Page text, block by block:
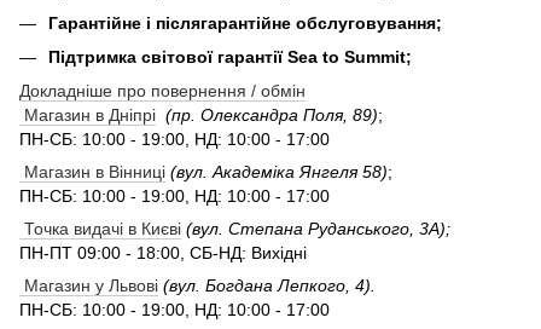
Гарантійне і післягарантійне обслуговування;
Підтримка світової гарантії Sea to Summit;
Докладніше про повернення / обмін
Магазин в Дніпрі (пр. Олександра Поля, 89);
ПН-СБ: 10:00 - 19:00, НД: 10:00 - 17:00
Магазин в Вінниці (вул. Академіка Янгеля 58);
ПН-СБ: 10:00 - 19:00, НД: 10:00 - 17:00
Точка видачі в Києві (вул. Степана Руданського, 3А);
ПН-ПТ 09:00 - 18:00, СБ-НД: Вихідні
Магазин у Львові (вул. Богдана Лепкого, 4).
ПН-СБ: 10:00 - 19:00, НД: 10:00 - 17:00